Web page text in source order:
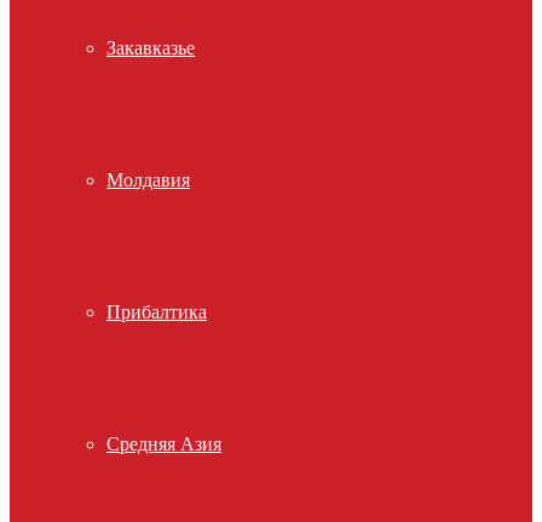
Закавказье
Молдавия
Прибалтика
Средняя Азия